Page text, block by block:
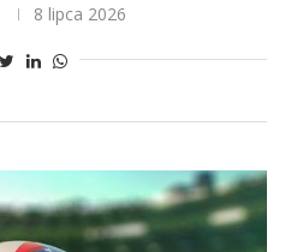
8 lipca 2026